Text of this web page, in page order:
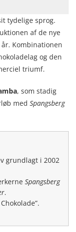
tydelige sprog.
af de nye
Kombinationen
og den
triumf.
, som stadig
med Spangsberg
grundlagt i 2002
Spangsberg
.